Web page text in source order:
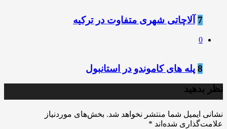
7 آلاچاتی شهری متفاوت در ترکیه
0
8 پله های کاموندو در استانبول
نظر بدهید
نشانی ایمیل شما منتشر نخواهد شد. بخش‌های موردنیاز
علامت‌گذاری شده‌اند *